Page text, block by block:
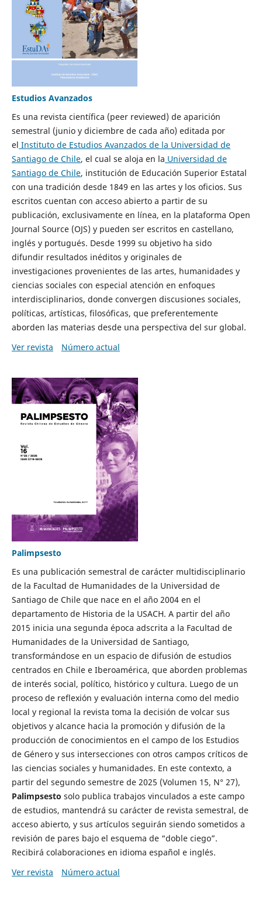
Estudios Avanzados
Es una revista científica (peer reviewed) de aparición
semestral (junio y diciembre de cada año) editada por
el Instituto de Estudios Avanzados de la Universidad de
Santiago de Chile, el cual se aloja en la Universidad de
Santiago de Chile, institución de Educación Superior Estatal
con una tradición desde 1849 en las artes y los oficios. Sus
escritos cuentan con acceso abierto a partir de su
publicación, exclusivamente en línea, en la plataforma Open
Journal Source (OJS) y pueden ser escritos en castellano,
inglés y portugués. Desde 1999 su objetivo ha sido
difundir resultados inéditos y originales de
investigaciones provenientes de las artes, humanidades y
ciencias sociales con especial atención en enfoques
interdisciplinarios, donde convergen discusiones sociales,
políticas, artísticas, filosóficas, que preferentemente
aborden las materias desde una perspectiva del sur global.
Ver revista
Número actual
Palimpsesto
Es una publicación semestral de carácter multidisciplinario
de la Facultad de Humanidades de la Universidad de
Santiago de Chile que nace en el año 2004 en el
departamento de Historia de la USACH. A partir del año
2015 inicia una segunda época adscrita a la Facultad de
Humanidades de la Universidad de Santiago,
transformándose en un espacio de difusión de estudios
centrados en Chile e Iberoamérica, que aborden problemas
de interés social, político, histórico y cultura. Luego de un
proceso de reflexión y evaluación interna como del medio
local y regional la revista toma la decisión de volcar sus
objetivos y alcance hacia la promoción y difusión de la
producción de conocimientos en el campo de los Estudios
de Género y sus intersecciones con otros campos críticos de
las ciencias sociales y humanidades. En este contexto, a
partir del segundo semestre de 2025 (Volumen 15, N° 27),
Palimpsesto solo publica trabajos vinculados a este campo
de estudios, mantendrá su carácter de revista semestral, de
acceso abierto, y sus artículos seguirán siendo sometidos a
revisión de pares bajo el esquema de “doble ciego”.
Recibirá colaboraciones en idioma español e inglés.
Ver revista
Número actual